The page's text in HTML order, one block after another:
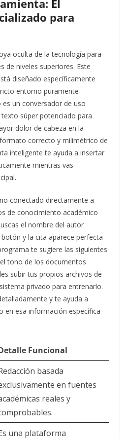
El
para
oculta de la tecnología para
de niveles superiores. Este
diseñado específicamente
entorno puramente
un conversador de uso
súper potenciado para
dolor de cabeza en la
correcto y milimétrico de
inteligente te ayuda a insertar
mientras vas
conectado directamente a
de conocimiento académico
el nombre del autor
y la cita aparece perfecta
te sugiere las siguientes
tono de los documentos
subir tus propios archivos de
privado para entrenarlo.
y te ayuda a
en esa información específica
Funcional
basada
en fuentes
reales y
una plataforma